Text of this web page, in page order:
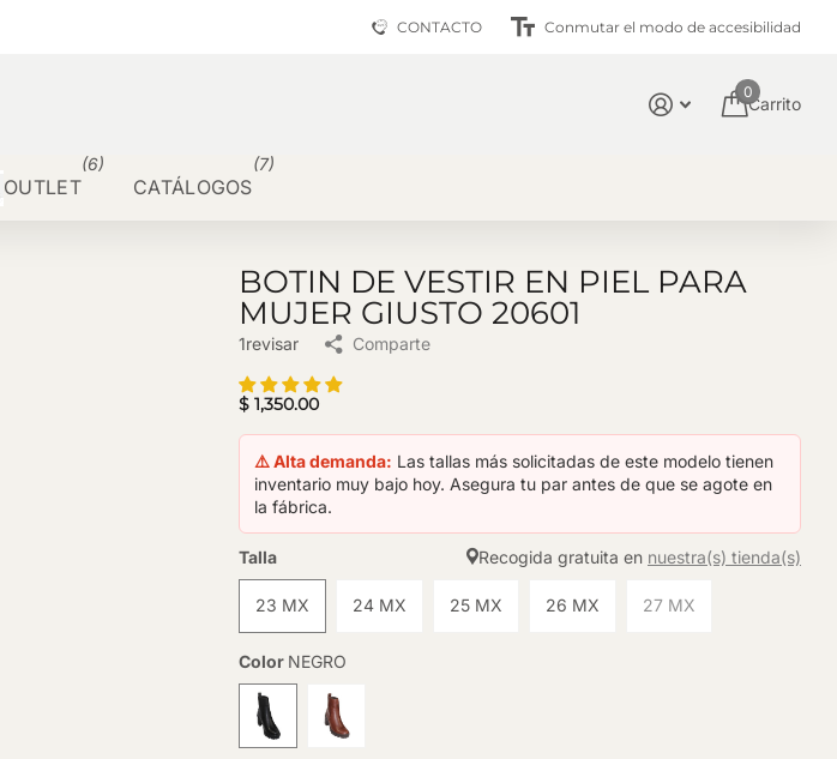
📦 Calidad Garantizada
CONTACTO Conmutar el modo de accesibilidad
Carrito
0
OUTLET
(6)
CATÁLOGOS
(7)
BOTIN DE VESTIR EN PIEL PARA
MUJER GIUSTO 20601
1revisar Comparte
$ 1,350.00
⚠️ Alta demanda: Las tallas más solicitadas de este modelo tienen
inventario muy bajo hoy. Asegura tu par antes de que se agote en
la fábrica.
Talla Recogida gratuita en nuestra(s) tienda(s)
23 MX 24 MX 25 MX 26 MX 27 MX
Color NEGRO